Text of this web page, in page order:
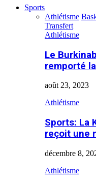
Sports
Athlétisme
Transfert
Athlétisme
Le
remporté
août 23, 2023
Athlétisme
Sports: La
reçoit une
décembre 8,
Athlétisme